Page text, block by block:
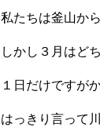
私たちは釜山か
しかし３月はど
１日だけですが
はっきり言って